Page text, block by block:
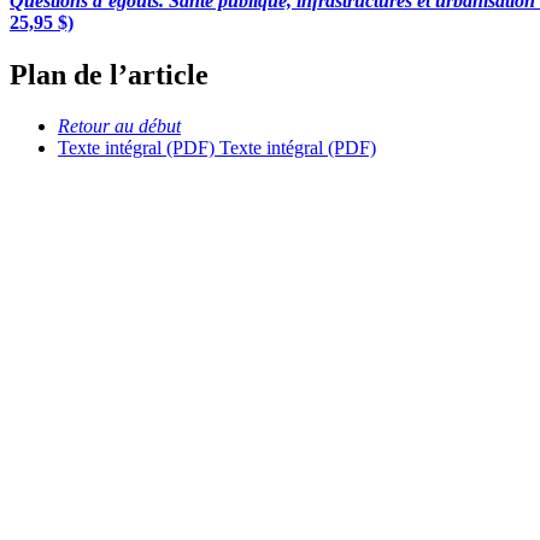
25,95 $)
Plan de l’article
Retour au début
Texte intégral (PDF) Texte intégral (PDF)